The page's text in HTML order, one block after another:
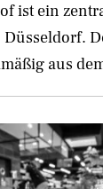
ist ein
Düsseldorf.
aus